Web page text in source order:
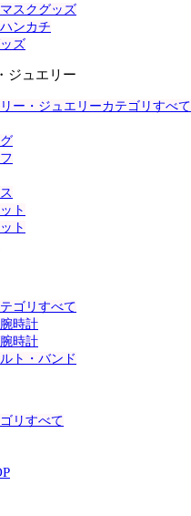
スクグッズ
ンカチ
ズ
ジュエリー
ー・ジュエリーカテゴリすべて
ト
ト
ゴリすべて
時計
時計
ト・バンド
リすべて